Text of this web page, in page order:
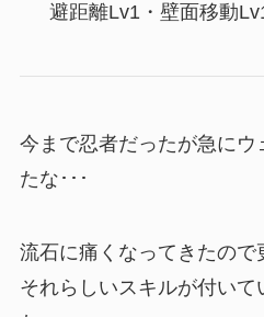
避距離Lv1・壁面移動
今まで忍者だったが急にウ
たな･･･
流石に痛くなってきたので
それらしいスキルが付いて